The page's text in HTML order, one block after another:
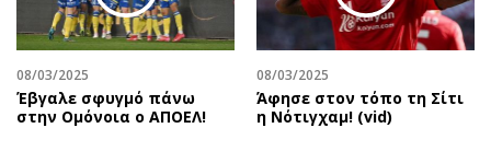
Ελλάδα
Κόσμος
Παράξενα
Πολιτισμός
Συνταγές
Έξοδος
Media
Εκπομπές
08/03/2025
Έβγαλε σφυγμό πάνω
στην Ομόνοια ο ΑΠΟΕΛ!
08/03/2025
Άφησε στον τόπο τη Σίτι
η Νότιγχαμ! (vid)